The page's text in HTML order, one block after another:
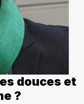
douces et
?